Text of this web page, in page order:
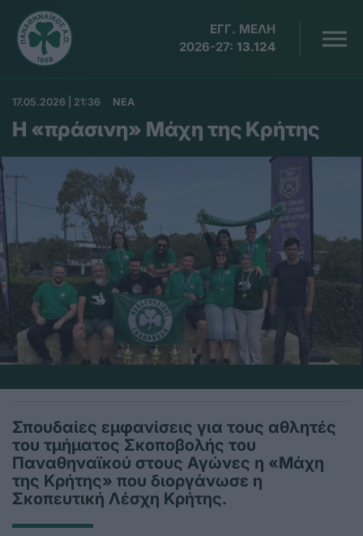
ΕΓΓ. ΜΕΛΗ
2026-27: 13.124
17.05.2026 | 21:36 ΝΕΑ
Η «πράσινη» Μάχη της Κρήτης
Σπουδαίες εμφανίσεις για τους αθλητές
του τμήματος Σκοποβολής του
Παναθηναϊκού στους Αγώνες η «Μάχη
της Κρήτης» που διοργάνωσε η
Σκοπευτική Λέσχη Κρήτης.